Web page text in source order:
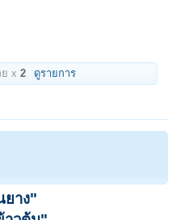
ย x2 ดูรายการ
าง"